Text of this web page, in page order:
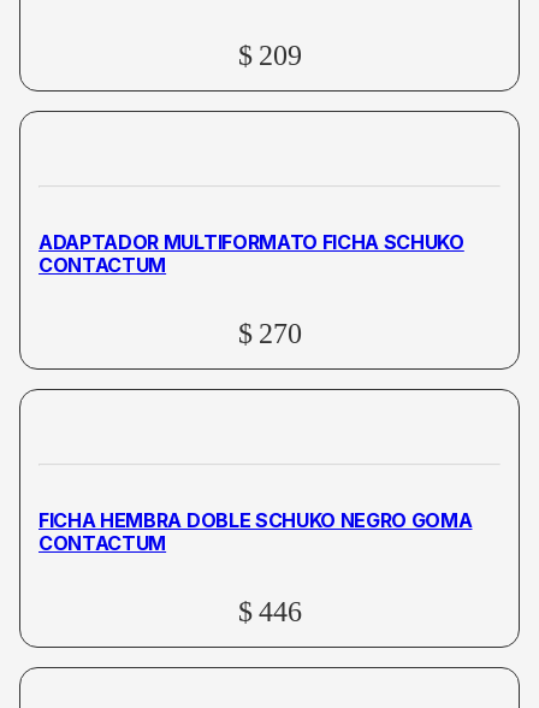
$ 209
ADAPTADOR MULTIFORMATO FICHA SCHUKO
CONTACTUM
$ 270
FICHA HEMBRA DOBLE SCHUKO NEGRO GOMA
CONTACTUM
$ 446